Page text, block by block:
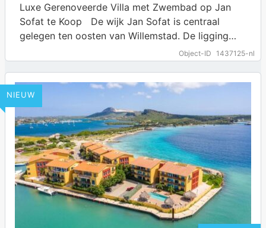
Object-ID 1437125-nl
Luxe Gerenoveerde Villa met Zwembad op Jan
Sofat te Koop De wijk Jan Sofat is centraal
gelegen ten oosten van Willemstad. De ligging
NIEUW